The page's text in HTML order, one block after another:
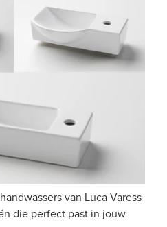
van Luca Varess
die perfect past in jouw